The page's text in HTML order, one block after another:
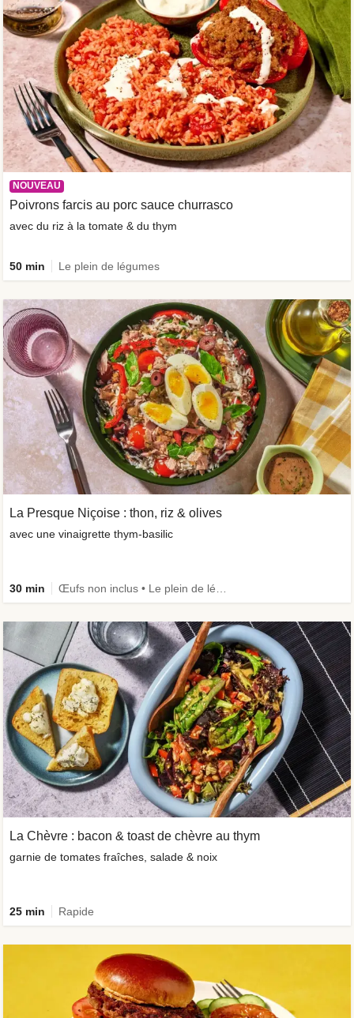
NOUVEAU
Poivrons farcis au porc sauce churrasco
avec du riz à la tomate & du thym
50 min Le plein de légumes
La Presque Niçoise : thon, riz & olives
avec une vinaigrette thym-basilic
30 min
La Chèvre : bacon & toast de chèvre au thym
garnie de tomates fraîches, salade & noix
25 min Rapide